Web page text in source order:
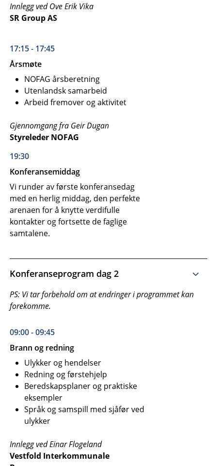
Innlegg ved Ove Erik Vika
SR Group AS
17:15 - 17:45
Årsmøte
NOFAG årsberetning
Utenlandsk samarbeid
Arbeid fremover og aktivitet
Gjennomgang fra Geir Dugan
Styreleder NOFAG
19:30
Konferansemiddag
Vi runder av første konferansedag
med en herlig middag, den perfekte
arenaen for å knytte verdifulle
kontakter og fortsette de faglige
samtalene.
Konferanseprogram dag 2
PS: Vi tar forbehold om at endringer i programmet kan
forekomme.
09:00 - 09:45
Brann og redning
Ulykker og hendelser
Redning og førstehjelp
Beredskapsplaner og praktiske
eksempler
Språk og samspill med sjåfør ved
ulykker
Innlegg ved Einar Flogeland
Vestfold Interkommunale